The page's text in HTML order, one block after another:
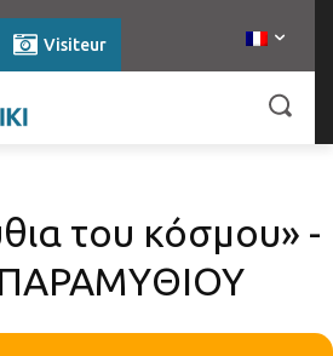
Visiteur
του κόσμου» -